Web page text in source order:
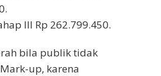
III Rp 262.799.450.
bila publik tidak
up, karena